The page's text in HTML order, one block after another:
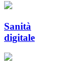
Sanità
digitale